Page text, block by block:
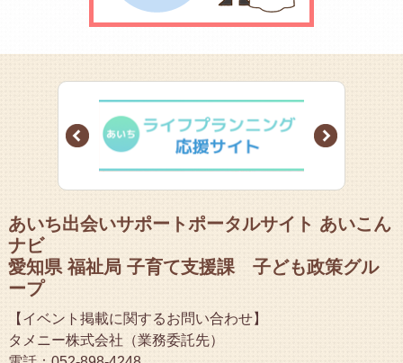
Prev Next
あいち出会いサポートポータルサイト あいこん
ナビ
愛知県 福祉局 子育て支援課 子ども政策グル
ープ
【イベント掲載に関するお問い合わせ】
タメニー株式会社（業務委託先）